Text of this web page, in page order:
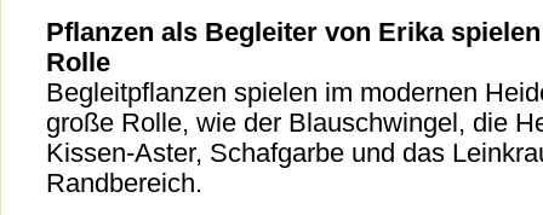
Pflanzen als Begleiter von Erika
Rolle
Begleitpflanzen spielen im modernen
große Rolle, wie der Blauschwingel, die
Kissen-Aster, Schafgarbe und das
Randbereich.